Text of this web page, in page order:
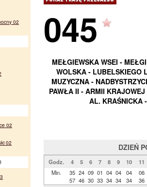
045
MEŁGIEWSKA WSEI -
WOLSKA - LUBELSKIEGO
MUZYCZNA -
PAWŁA II - ARMII
AL. KRAŚNICKA
DZIEŃ
Godz. 4 5 6 7 8 9 10
11
Min.
35
57
24
46
09
30
01
33
04
34
04
34
04
34
06
36
02
02
02